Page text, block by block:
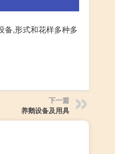
备,形式和花样多种多
下一篇
养鹅设备及用具